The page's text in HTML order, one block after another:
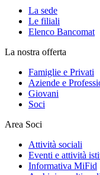
La sede
Le filiali
Elenco Bancomat
La nostra offerta
Famiglie e Privati
Aziende e
Giovani
Soci
Area Soci
Attività sociali
Eventi e attività
Informativa MiFid